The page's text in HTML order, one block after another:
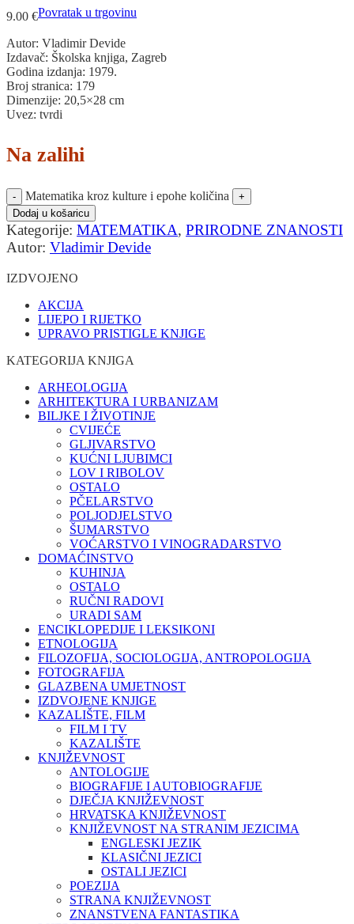
Povratak u trgovinu
9.00 €
Autor: Vladimir Devide
Izdavač: Školska knjiga, Zagreb
Godina izdanja: 1979.
Broj stranica: 179
Dimenzije: 20,5×28 cm
Uvez: tvrdi
Na zalihi
Matematika kroz kulture i epohe količina
Dodaj u košaricu
Kategorije: MATEMATIKA, PRIRODNE ZNANOSTI
Autor: Vladimir Devide
IZDVOJENO
AKCIJA
LIJEPO I RIJETKO
UPRAVO PRISTIGLE KNJIGE
KATEGORIJA KNJIGA
ARHEOLOGIJA
ARHITEKTURA I URBANIZAM
BILJKE I ŽIVOTINJE
CVIJEĆE
GLJIVARSTVO
KUĆNI LJUBIMCI
LOV I RIBOLOV
OSTALO
PČELARSTVO
POLJODJELSTVO
ŠUMARSTVO
VOĆARSTVO I VINOGRADARSTVO
DOMAĆINSTVO
KUHINJA
OSTALO
RUČNI RADOVI
URADI SAM
ENCIKLOPEDIJE I LEKSIKONI
ETNOLOGIJA
FILOZOFIJA, SOCIOLOGIJA, ANTROPOLOGIJA
FOTOGRAFIJA
GLAZBENA UMJETNOST
IZDVOJENE KNJIGE
KAZALIŠTE, FILM
FILM I TV
KAZALIŠTE
KNJIŽEVNOST
ANTOLOGIJE
BIOGRAFIJE I AUTOBIOGRAFIJE
DJEČJA KNJIŽEVNOST
HRVATSKA KNJIŽEVNOST
KNJIŽEVNOST NA STRANIM JEZICIMA
ENGLESKI JEZIK
KLASIČNI JEZICI
OSTALI JEZICI
POEZIJA
STRANA KNJIŽEVNOST
ZNANSTVENA FANTASTIKA